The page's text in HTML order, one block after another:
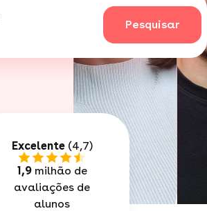
Pesquisar
Excelente(4,7)
1,9milhão de
avaliações de
alunos